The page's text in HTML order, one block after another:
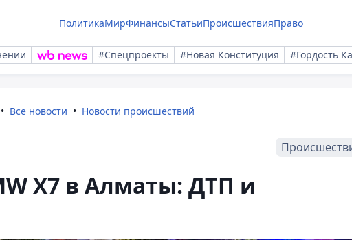
ПолитикаМирФинансыСтатьиПроисшествияПраво
#Спецпроекты #Новая Конституция #Гордость
Все новости Новости происшествий
Х7 в Алматы: ДТП и